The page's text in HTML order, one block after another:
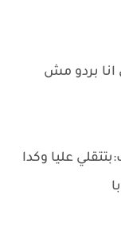
انا بردو مش
عليا وكدا